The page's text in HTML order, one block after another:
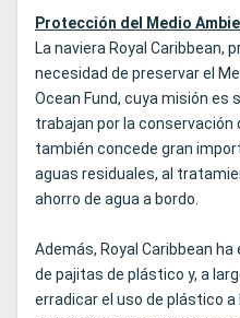
Protección del Medio
La naviera Royal Caribbean,
necesidad de preservar el
Ocean Fund, cuya misión es
trabajan por la conservación
también concede gran
aguas residuales, al
ahorro de agua a bordo.
Además, Royal Caribbean
de pajitas de plástico y, a
erradicar el uso de plástico